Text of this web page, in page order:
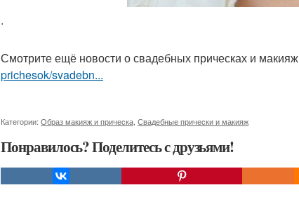
.
Смотрите ещё новости о свадебных прическах и макияж
prichesok/svadebn...
Категории: Образ макияж и прическа Свадебные прически и макияж
Понравилось? Поделитесь с друзьями!